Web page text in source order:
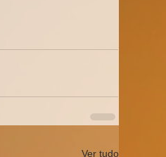
Ver tudo